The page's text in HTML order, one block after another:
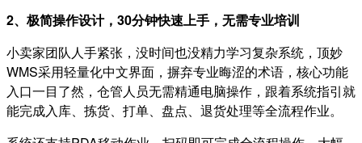
2、极简操作设计，30分钟快速上手，无需专业培训
小卖家团队人手紧张，没时间也没精力学习复杂系统，顶妙
WMS采用轻量化中文界面，摒弃专业晦涩的术语，核心功能
入口一目了然，仓管人员无需精通电脑操作，跟着系统指引就
能完成入库、拣货、打单、盘点、退货处理等全流程作业。